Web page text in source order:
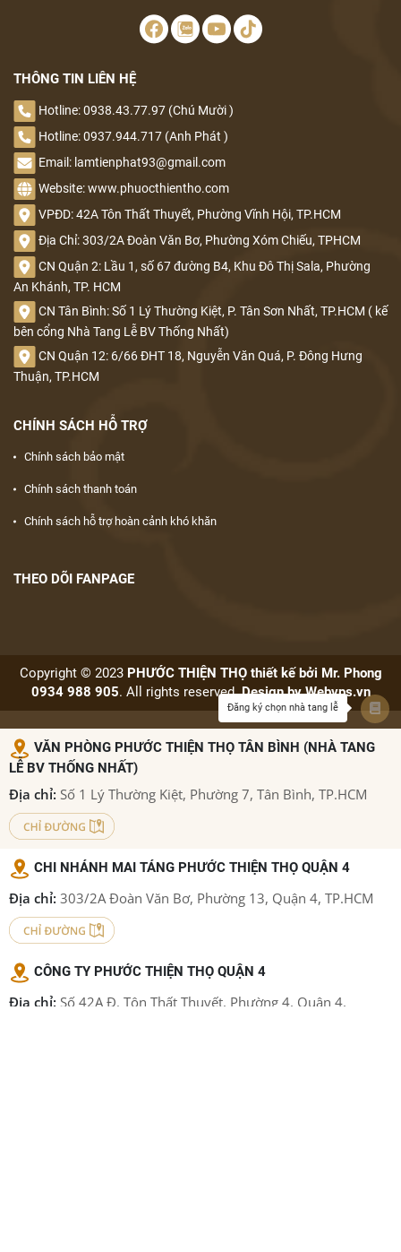
THÔNG TIN LIÊN HỆ
Hotline: 0938.43.77.97 (Chú Mười )
Hotline: 0937.944.717 (Anh Phát )
Email: lamtienphat93@gmail.com
Website: www.phuocthientho.com
VPĐD: 42A Tôn Thất Thuyết, Phường Vĩnh Hội, TP.HCM
Địa Chỉ: 303/2A Đoàn Văn Bơ, Phường Xóm Chiếu, TPHCM
CN Quận 2: Lầu 1, số 67 đường B4, Khu Đô Thị Sala, Phường
An Khánh, TP. HCM
CN Tân Bình: Số 1 Lý Thường Kiệt, P. Tân Sơn Nhất, TP.HCM ( kế
bên cổng Nhà Tang Lễ BV Thống Nhất)
CN Quận 12: 6/66 ĐHT 18, Nguyễn Văn Quá, P. Đông Hưng
Thuận, TP.HCM
CHÍNH SÁCH HỖ TRỢ
Chính sách bảo mật
Chính sách thanh toán
Chính sách hỗ trợ hoàn cảnh khó khăn
THEO DÕI FANPAGE
Copyright © 2023 PHƯỚC THIỆN THỌ thiết kế bởi Mr. Phong
0934 988 905. All rights reserved.Design byWebvps.vn
VĂN PHÒNG PHƯỚC THIỆN THỌ TÂN BÌNH (NHÀ TANG
LỄ BV THỐNG NHẤT)
Địa chỉ: Số 1 Lý Thường Kiệt, Phường 7, Tân Bình, TP.HCM
CHI NHÁNH MAI TÁNG PHƯỚC THIỆN THỌ QUẬN 4
Địa chỉ: 303/2A Đoàn Văn Bơ, Phường 13, Quận 4, TP.HCM
CÔNG TY PHƯỚC THIỆN THỌ QUẬN 4
Địa chỉ: Số 42A Đ. Tôn Thất Thuyết, Phường 4, Quận 4,
Đăng ký chọn nhà tang lễ